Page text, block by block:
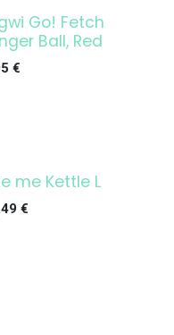
Go! Fetch
Ball, Red
€
me Kettle L
€